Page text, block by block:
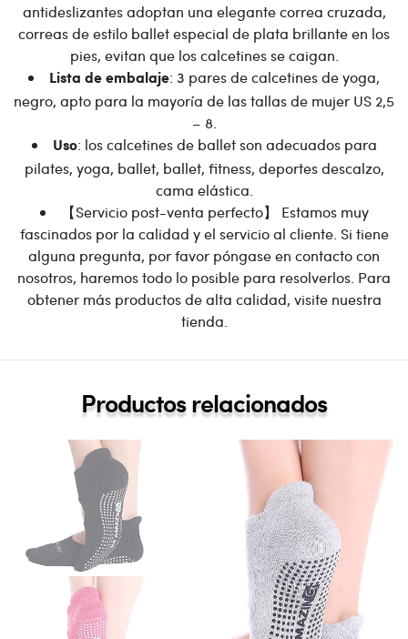
antideslizantes adoptan una elegante correa cruzada,
correas de estilo ballet especial de plata brillante en los
pies, evitan que los calcetines se caigan.
Lista de embalaje: 3 pares de calcetines de yoga,
negro, apto para la mayoría de las tallas de mujer US 2,5
– 8.
Uso: los calcetines de ballet son adecuados para
pilates, yoga, ballet, ballet, fitness, deportes descalzo,
cama elástica.
【Servicio post-venta perfecto】 Estamos muy
fascinados por la calidad y el servicio al cliente. Si tiene
alguna pregunta, por favor póngase en contacto con
nosotros, haremos todo lo posible para resolverlos. Para
obtener más productos de alta calidad, visite nuestra
tienda.
Productos relacionados